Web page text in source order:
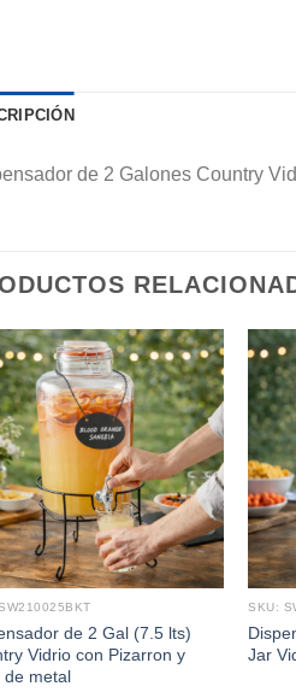
de 2 Galones Country
de 2 Gal (7.5 lts)
Vidrio con Pizarron y
de metal
SKU:
Jar